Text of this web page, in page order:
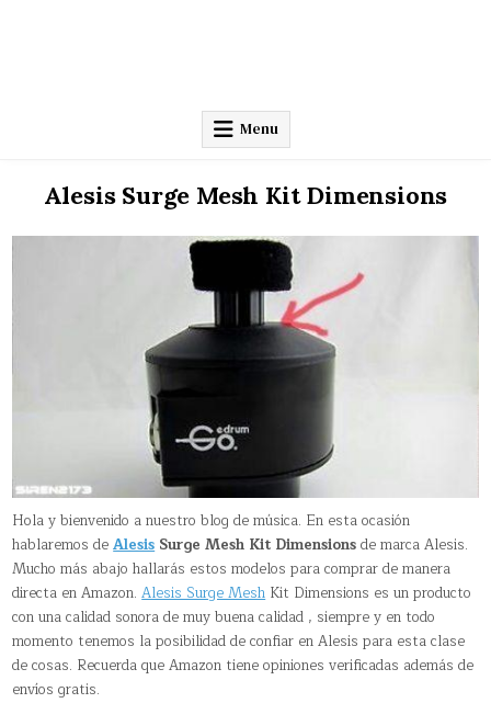
Menu
Alesis Surge Mesh Kit Dimensions
Hola y bienvenido a nuestro blog de música. En esta ocasión
hablaremos deAlesisSurge Mesh Kit Dimensionsde marca Alesis.
Mucho más abajo hallarás estos modelos para comprar de manera
directa en Amazon.Alesis Surge MeshKit Dimensions es un producto
con una calidad sonora de muy buena calidad , siempre y en todo
momento tenemos la posibilidad de confiar en Alesis para esta clase
de cosas. Recuerda que Amazon tiene opiniones verificadas además de
envíos gratis.